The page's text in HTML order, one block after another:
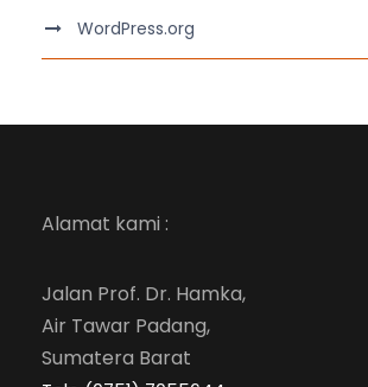
WordPress.org
Alamat kami :
Jalan Prof. Dr. Hamka,
Air Tawar Padang,
Sumatera Barat